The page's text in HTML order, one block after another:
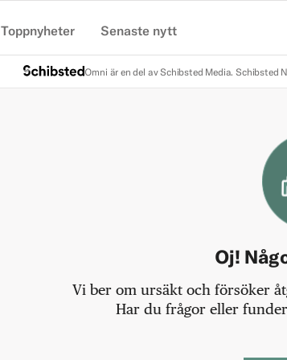
Toppnyheter Senaste nytt
Omni är en del av Schibsted Media. Schibsted
Oj!
Vi ber om ursäkt och försöker
Har du frågor eller